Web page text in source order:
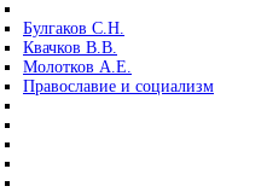
Булгаков С.Н.
Квачков В.В.
Молотков А.Е.
Православие и социализм